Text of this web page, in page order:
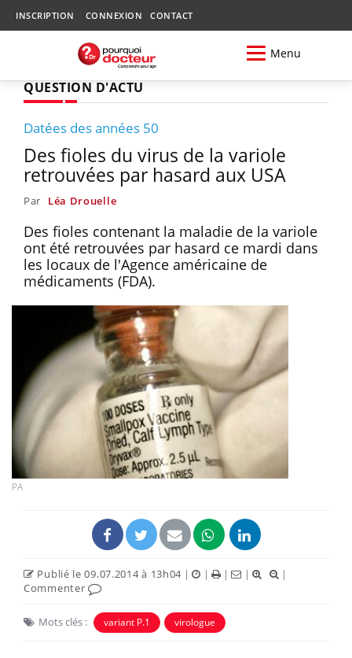
INSCRIPTION CONNEXION CONTACT
Menu
QUESTION D'ACTU
Datées des années 50
Des fioles du virus de la variole
retrouvées par hasard aux USA
Par Léa Drouelle
Des fioles contenant la maladie de la variole
ont été retrouvées par hasard ce mardi dans
les locaux de l'Agence américaine de
médicaments (FDA).
PA
Publié le 09.07.2014 à 13h04 | | | |
|
Commenter
Mots clés : variant P.1 virologue